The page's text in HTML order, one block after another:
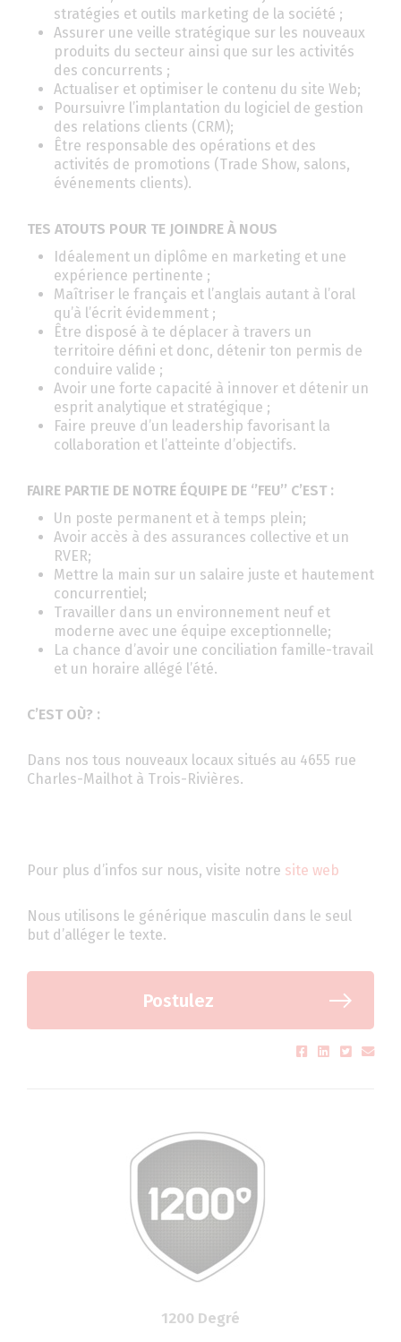
stratégies et outils marketing de la société ;
Assurer une veille stratégique sur les nouveaux
produits du secteur ainsi que sur les activités
des concurrents ;
Actualiser et optimiser le contenu du site Web;
Poursuivre l’implantation du logiciel de gestion
des relations clients (CRM);
Être responsable des opérations et des
activités de promotions (Trade Show, salons,
événements clients).
TES ATOUTS POUR TE JOINDRE À NOUS
Idéalement un diplôme en marketing et une
expérience pertinente ;
Maîtriser le français et l’anglais autant à l’oral
qu’à l’écrit évidemment ;
Être disposé à te déplacer à travers un
territoire défini et donc, détenir ton permis de
conduire valide ;
Avoir une forte capacité à innover et détenir un
esprit analytique et stratégique ;
Faire preuve d’un leadership favorisant la
collaboration et l’atteinte d’objectifs.
FAIRE PARTIE DE NOTRE ÉQUIPE DE ‘’FEU’’ C’EST :
Un poste permanent et à temps plein;
Avoir accès à des assurances collective et un
RVER;
Mettre la main sur un salaire juste et hautement
concurrentiel;
Travailler dans un environnement neuf et
moderne avec une équipe exceptionnelle;
La chance d’avoir une conciliation famille-travail
et un horaire allégé l’été.
C’EST OÙ? :
Dans nos tous nouveaux locaux situés au 4655 rue
Charles-Mailhot à Trois-Rivières.
Pour plus d’infos sur nous, visite notre site web
Nous utilisons le générique masculin dans le seul
but d’alléger le texte.
Postulez
1200 Degré